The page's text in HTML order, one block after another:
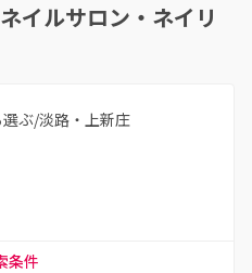
イルサロン・ネイリ
ぶ/淡路・上新庄
条件